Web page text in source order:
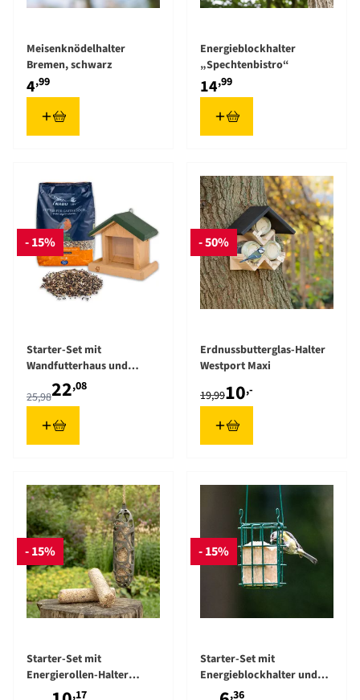
Meisenknödelhalter
Bremen, schwarz
4,99
Energieblockhalter
„Spechtenbistro“
14,99
- 15%
Starter-Set mit
Wandfutterhaus und
Sommerfutter
25,9822,08
- 50%
Erdnussbutterglas-Halter
Westport Maxi
10,-
19,99
- 15%
Starter-Set mit
Energierollen-Halter
"Sam" und 3
,17
- 15%
Starter-Set mit
Energieblockhalter und
einem Fettblock
,36